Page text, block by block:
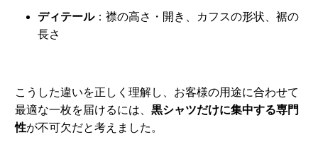
ディテール：襟の高さ・開き、カフスの形状、裾の
長さ
こうした違いを正しく理解し、お客様の用途に合わせて
最適な一枚を届けるには、 黒シャツだけに集中する専門
性が不可欠だと考えました。